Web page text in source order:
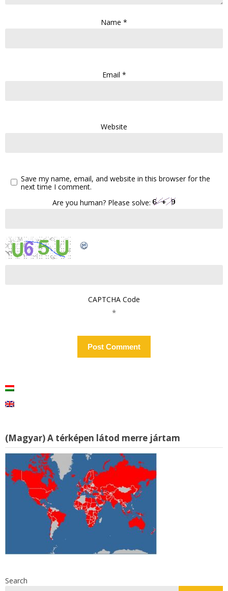
Name *
Email *
Website
Save my name, email, and website in this browser for the
next time I comment.
Are you human? Please solve:
CAPTCHA Code
*
(Magyar) A térképen látod merre jártam
Search